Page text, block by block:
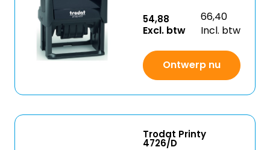
54,88
Excl. btw
66,40
Incl. btw
Ontwerp nu
Trodat Printy
4726/D